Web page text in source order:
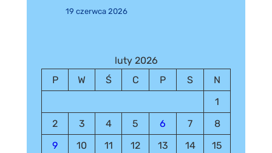
19 czerwca 2026
luty 2026
P
W Ś C P S
N
1
2
3 4 5 6 7
8
9
10 11 12 13 14
15